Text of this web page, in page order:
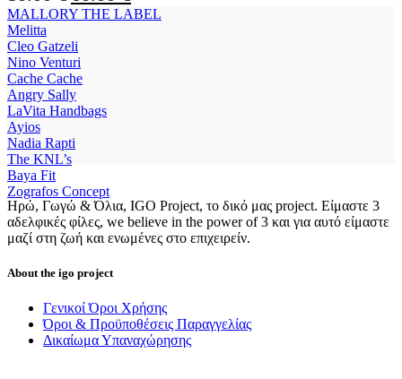
on
price
was:
80.00 €.
price
is:
MALLORY THE LABEL
Melitta
Cleo Gatzeli
Nino Venturi
Cache Cache
Angry Sally
LaVita Handbags
Ayios
Nadia Rapti
The KNL’s
Baya Fit
Zografos Concept
Ηρώ, Γωγώ & Όλια, IGO Project, το δικό μας project. Είμαστε 3
αδελφικές φίλες, we believe in the power of 3 και για αυτό είμαστε
μαζί στη ζωή και ενωμένες στο επιχειρείν.
About the igo project
Γενικοί Όροι Χρήσης
Όροι & Προϋποθέσεις Παραγγελίας
Δικαίωμα Υπαναχώρησης